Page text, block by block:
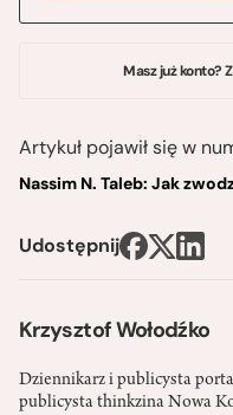
Krzysztof Wołodźko
Dziennikarz i publicysta
publicysta thinkzina Nowa
Masz już konto?
Artykuł pojawił się w
Nassim N. Taleb: Jak
Udostępnij